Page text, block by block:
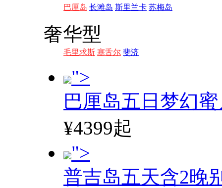
巴厘岛 长滩岛 斯里兰卡 苏梅岛
奢华型
毛里求斯 塞舌尔 斐济
">
巴厘岛五日梦幻
¥4399起
">
普吉岛五天含2晚